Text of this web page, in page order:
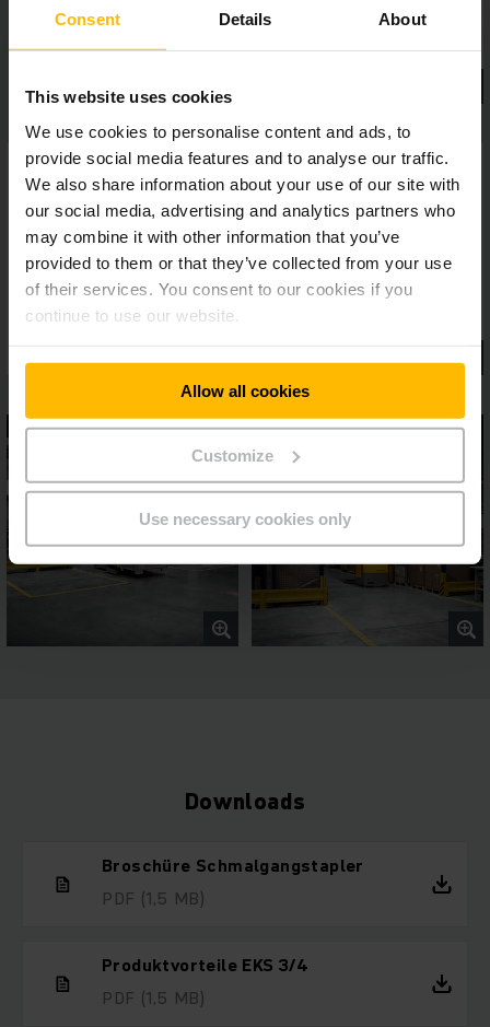
Consent Details About
This website uses cookies
We use cookies to personalise content and ads, to
provide social media features and to analyse our traffic.
We also share information about your use of our site with
our social media, advertising and analytics partners who
may combine it with other information that you’ve
provided to them or that they’ve collected from your use
of their services. You consent to our cookies if you
continue to use our website.
Allow all cookies
Customize
Use necessary cookies only
Downloads
Broschüre Schmalgangstapler
PDF (1,5 MB)
Produktvorteile EKS 3/4
PDF (1,5 MB)